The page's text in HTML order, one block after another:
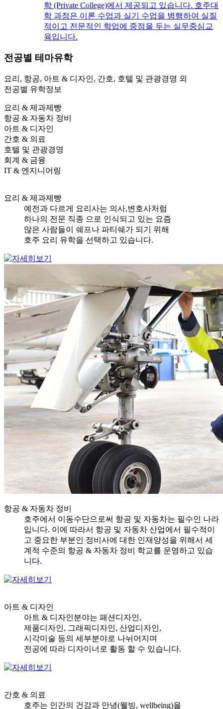
학 (Private College)에서 제공되고 있습니다. 호주대
학 과정은 이론 수업과 실기 수업을 병행하여 실질
적이고 전문적인 학업에 중점을 두는 실무중심교
육입니다.
전공별 테마유학
요리, 항공, 아트 & 디자인, 간호, 호텔 및 관광경영 외
전공별 유학정보
요리 & 제과제빵
항공 & 자동차 정비
아트 & 디자인
간호 & 의료
호텔 및 관광경영
회계 & 금융
IT & 엔지니어링
요리 & 제과제빵
예전과 다르게 요리사는 의사,변호사처럼
하나의 전문 직종 으로 인식되고 있는 요즘
많은 사람들이 쉐프나 파티쉐가 되기 위해
호주 요리 유학을 선택하고 있습니다.
항공 & 자동차 정비
호주에서 이동수단으로써 항공 및 자동차는 필수인 나라
입니다. 이에 따라서 항공 및 자동차 산업에서 필수적이
고 중요한 부분인 정비사에 대한 인재양성을 위해서 세
계적 수준의 항공 & 자동차 정비 학교를 운영하고 있습
니다.
아트 & 디자인
아트 & 디자인분야는 패션디자인,
제품디자인, 그래픽디자인, 산업디자인,
시각미술 등의 세부분야로 나뉘어지며
전공에 따라 디자이너로 활동 할 수 있습니다.
간호 & 의료
호주는 인간의 건강과 안녕(웰빙, wellbeing)을